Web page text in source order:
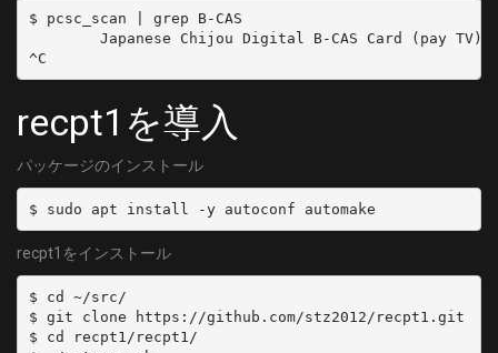
$ pcsc_scan | grep B-CAS
        Japanese Chijou Digital B-CAS Card (pay TV)
recpt1を導入
パッケージのインストール
recpt1をインストール
$ cd ~/src/
$ git clone https://github.com/stz2012/recpt1.git
$ cd recpt1/recpt1/